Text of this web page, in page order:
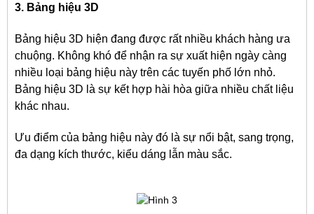
3. Bảng hiệu 3D
Bảng hiệu 3D hiện đang được rất nhiều khách hàng ưa
chuộng. Không khó để nhận ra sự xuất hiện ngày càng
nhiều loại bảng hiệu này trên các tuyến phố lớn nhỏ.
Bảng hiệu 3D là sự kết hợp hài hòa giữa nhiều chất liệu
khác nhau.
Ưu điểm của bảng hiệu này đó là sự nổi bật, sang trọng,
đa dạng kích thước, kiểu dáng lẫn màu sắc.